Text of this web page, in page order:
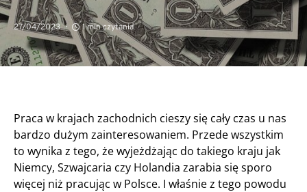
27/04/2023 1 min czytania
Praca w krajach zachodnich cieszy się cały czas u nas
bardzo dużym zainteresowaniem. Przede wszystkim
to wynika z tego, że wyjeżdżając do takiego kraju jak
Niemcy, Szwajcaria czy Holandia zarabia się sporo
więcej niż pracując w Polsce. I właśnie z tego powodu